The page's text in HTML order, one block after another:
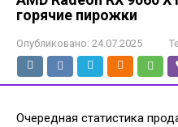
горячие пирожки
Опубликовано: 24.07.2025
Очередная статистика